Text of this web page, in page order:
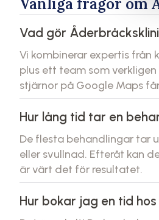
Vanliga frågor om
Vad gör
Vi kombinerar expertis från
plus ett team som
stjärnor på Google Maps
Hur lång tid tar en
De flesta behandlingar tar
eller svullnad. Efteråt kan
är värt det för resultatet.
Hur bokar jag en tid hos